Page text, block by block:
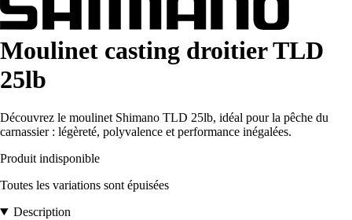
Moulinet casting droitier TLD
25lb
Découvrez le moulinet Shimano TLD 25lb, idéal pour la pêche du
carnassier : légèreté, polyvalence et performance inégalées.
Produit indisponible
Toutes les variations sont épuisées
Description